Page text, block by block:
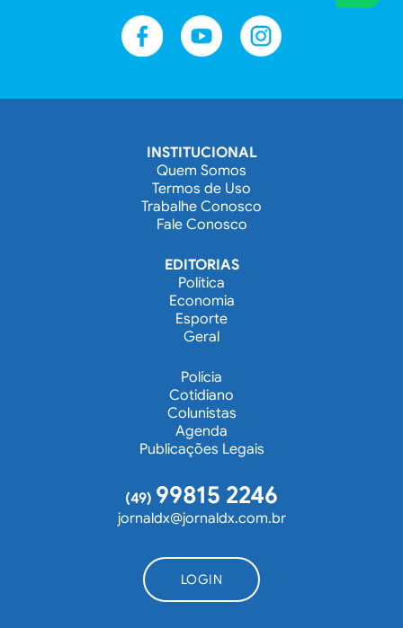
INSTITUCIONAL
Quem Somos
Termos de Uso
Trabalhe Conosco
Fale Conosco
EDITORIAS
Política
Economia
Esporte
Geral
Polícia
Cotidiano
Colunistas
Agenda
Publicações Legais
(49) 99815 2246
jornaldx@jornaldx.com.br
LOGIN